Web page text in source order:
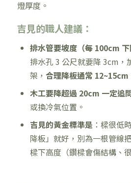
燈厚度。
吉見的職人建議：
排水管要坡度（每 100cm 下
排水孔 3 公尺就要降 3cm，
架， 合理降板通常 12~15cm
木工要降超過 20cm 一定追
或換冷氣位置。
吉見的黃金標準是：樑很低
降板」就好，別為一根管線
樑下高度（鑽樑會傷結構、